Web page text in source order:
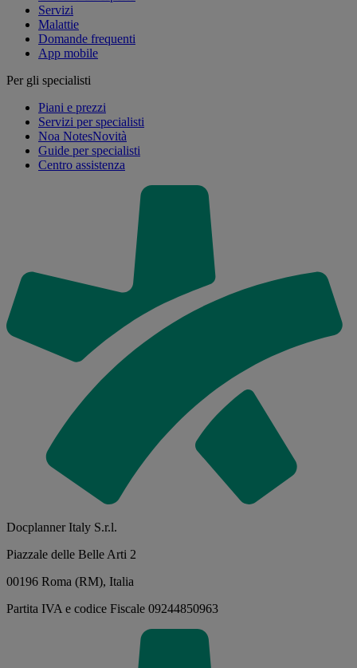
Servizi
Malattie
Domande frequenti
App mobile
Per gli specialisti
Piani e prezzi
Servizi per specialisti
Noa NotesNovità
Guide per specialisti
Centro assistenza
Docplanner Italy S.r.l.
Piazzale delle Belle Arti 2
00196 Roma (RM), Italia
Partita IVA e codice Fiscale 09244850963